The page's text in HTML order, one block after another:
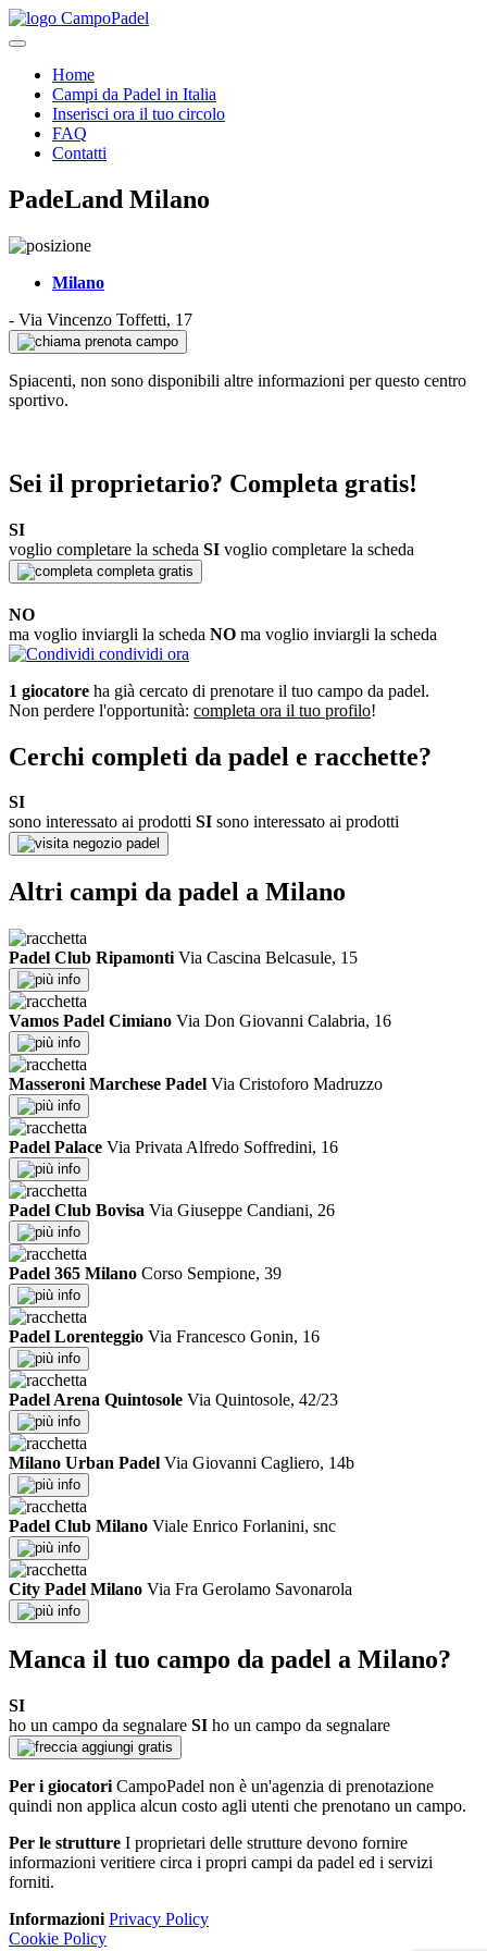
Home
Campi da Padel in Italia
Inserisci ora il tuo circolo
FAQ
Contatti
PadeLand Milano
Milano
- Via Vincenzo Toffetti, 17
prenota campo
Spiacenti, non sono disponibili altre informazioni per questo centro
sportivo.
Sei il proprietario? Completa gratis!
SI
voglio completare la scheda SI voglio completare la scheda
completa gratis
NO
ma voglio inviargli la scheda NO ma voglio inviargli la scheda
condividi ora
1 giocatore ha già cercato di prenotare il tuo campo da padel.
Non perdere l'opportunità: completa ora il tuo profilo!
Cerchi completi da padel e racchette?
SI
sono interessato ai prodotti SI sono interessato ai prodotti
negozio padel
Altri campi da padel a Milano
Padel Club Ripamonti Via Cascina Belcasule, 15
info
Vamos Padel Cimiano Via Don Giovanni Calabria, 16
info
Masseroni Marchese Padel Via Cristoforo Madruzzo
info
Padel Palace Via Privata Alfredo Soffredini, 16
info
Padel Club Bovisa Via Giuseppe Candiani, 26
info
Padel 365 Milano Corso Sempione, 39
info
Padel Lorenteggio Via Francesco Gonin, 16
info
Padel Arena Quintosole Via Quintosole, 42/23
info
Milano Urban Padel Via Giovanni Cagliero, 14b
info
Padel Club Milano Viale Enrico Forlanini, snc
info
City Padel Milano Via Fra Gerolamo Savonarola
info
Manca il tuo campo da padel a Milano?
SI
ho un campo da segnalare SI ho un campo da segnalare
aggiungi gratis
Per i giocatori CampoPadel non è un'agenzia di prenotazione
quindi non applica alcun costo agli utenti che prenotano un campo.
Per le strutture I proprietari delle strutture devono fornire
informazioni veritiere circa i propri campi da padel ed i servizi
forniti.
Informazioni Privacy Policy
Cookie Policy